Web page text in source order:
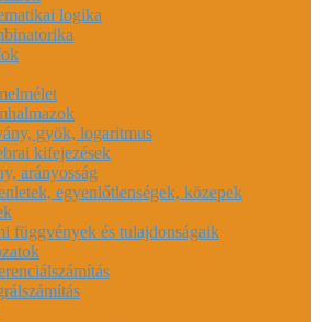
logika
gyök, logaritmus
kifejezések
arányosság
egyenlőtlenségek, közepek
függvények és tulajdonságaik